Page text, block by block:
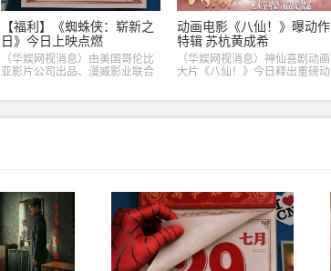
【福利】《蜘蛛侠：崭新之
日》今日上映点燃
（华娱网视消息）由美国哥伦比
亚影片公司出品、漫威影业联合
得・帕克的破茧重生之...
动画电影《八仙！》曝动作
特辑 苏杭黄成希
（华娱网视消息）神仙喜剧动画
大片《八仙！》今日释出重磅动
影《八仙！》由牟正洋担...